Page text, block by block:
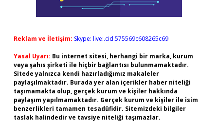
Reklam ve İletişim: Skype: live:.cid.575569c608265c69
Yasal Uyarı: Bu internet sitesi, herhangi bir marka, kurum
veya şahıs şirketi ile hiçbir bağlantısı bulunmamaktadır.
Sitede yalnızca kendi hazırladığımız makaleler
paylaşılmaktadır. Burada yer alan içerikler haber niteliği
taşımamakta olup, gerçek kurum ve kişiler hakkında
paylaşım yapılmamaktadır. Gerçek kurum ve kişiler ile isim
benzerlikleri tamamen tesadüfidir. Sitemizdeki bilgiler
taslak halindedir ve tavsiye niteliği taşımazlar.